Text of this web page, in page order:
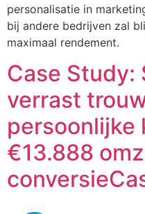
personalisatie in
bij andere bedrijven zal
maximaal rendement.
Case Study:
verrast
persoonlijke
€13.888